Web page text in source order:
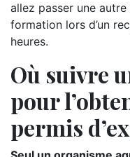
allez passer une
formation lors d’un
heures.
Où suivre
pour
permis